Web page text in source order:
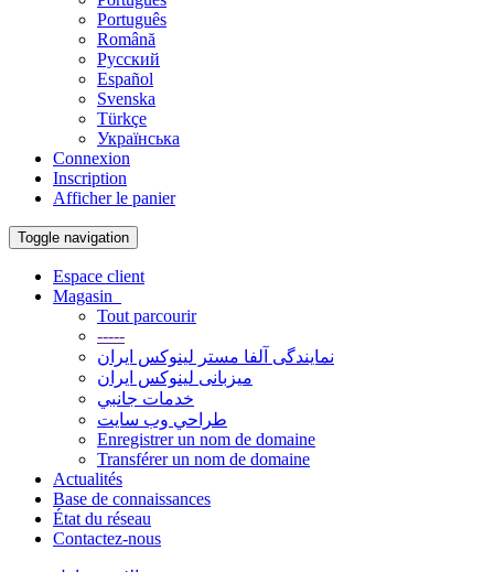
Português
Română
Русский
Español
Svenska
Türkçe
Українська
Connexion
Inscription
Afficher le panier
Toggle navigation
Espace client
Magasin
Tout parcourir
-----
نمایندگی آلفا مستر لینوکس ایران
میزبانی لینوکس ایران
خدمات جانبي
طراحي وب سايت
Enregistrer un nom de domaine
Transférer un nom de domaine
Actualités
Base de connaissances
État du réseau
Contactez-nous